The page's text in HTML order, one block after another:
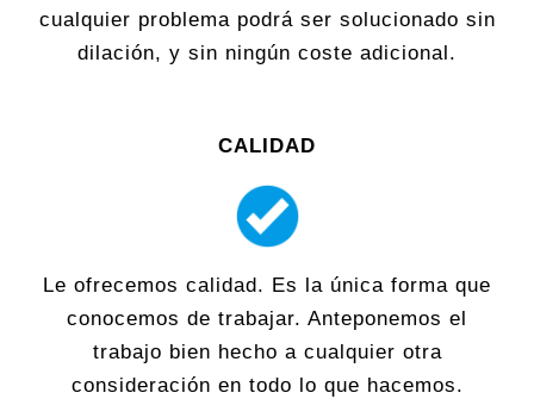
cualquier problema podrá ser solucionado sin
dilación, y sin ningún coste adicional.
CALIDAD
Le ofrecemos calidad. Es la única forma que
conocemos de trabajar. Anteponemos el
trabajo bien hecho a cualquier otra
consideración en todo lo que hacemos.